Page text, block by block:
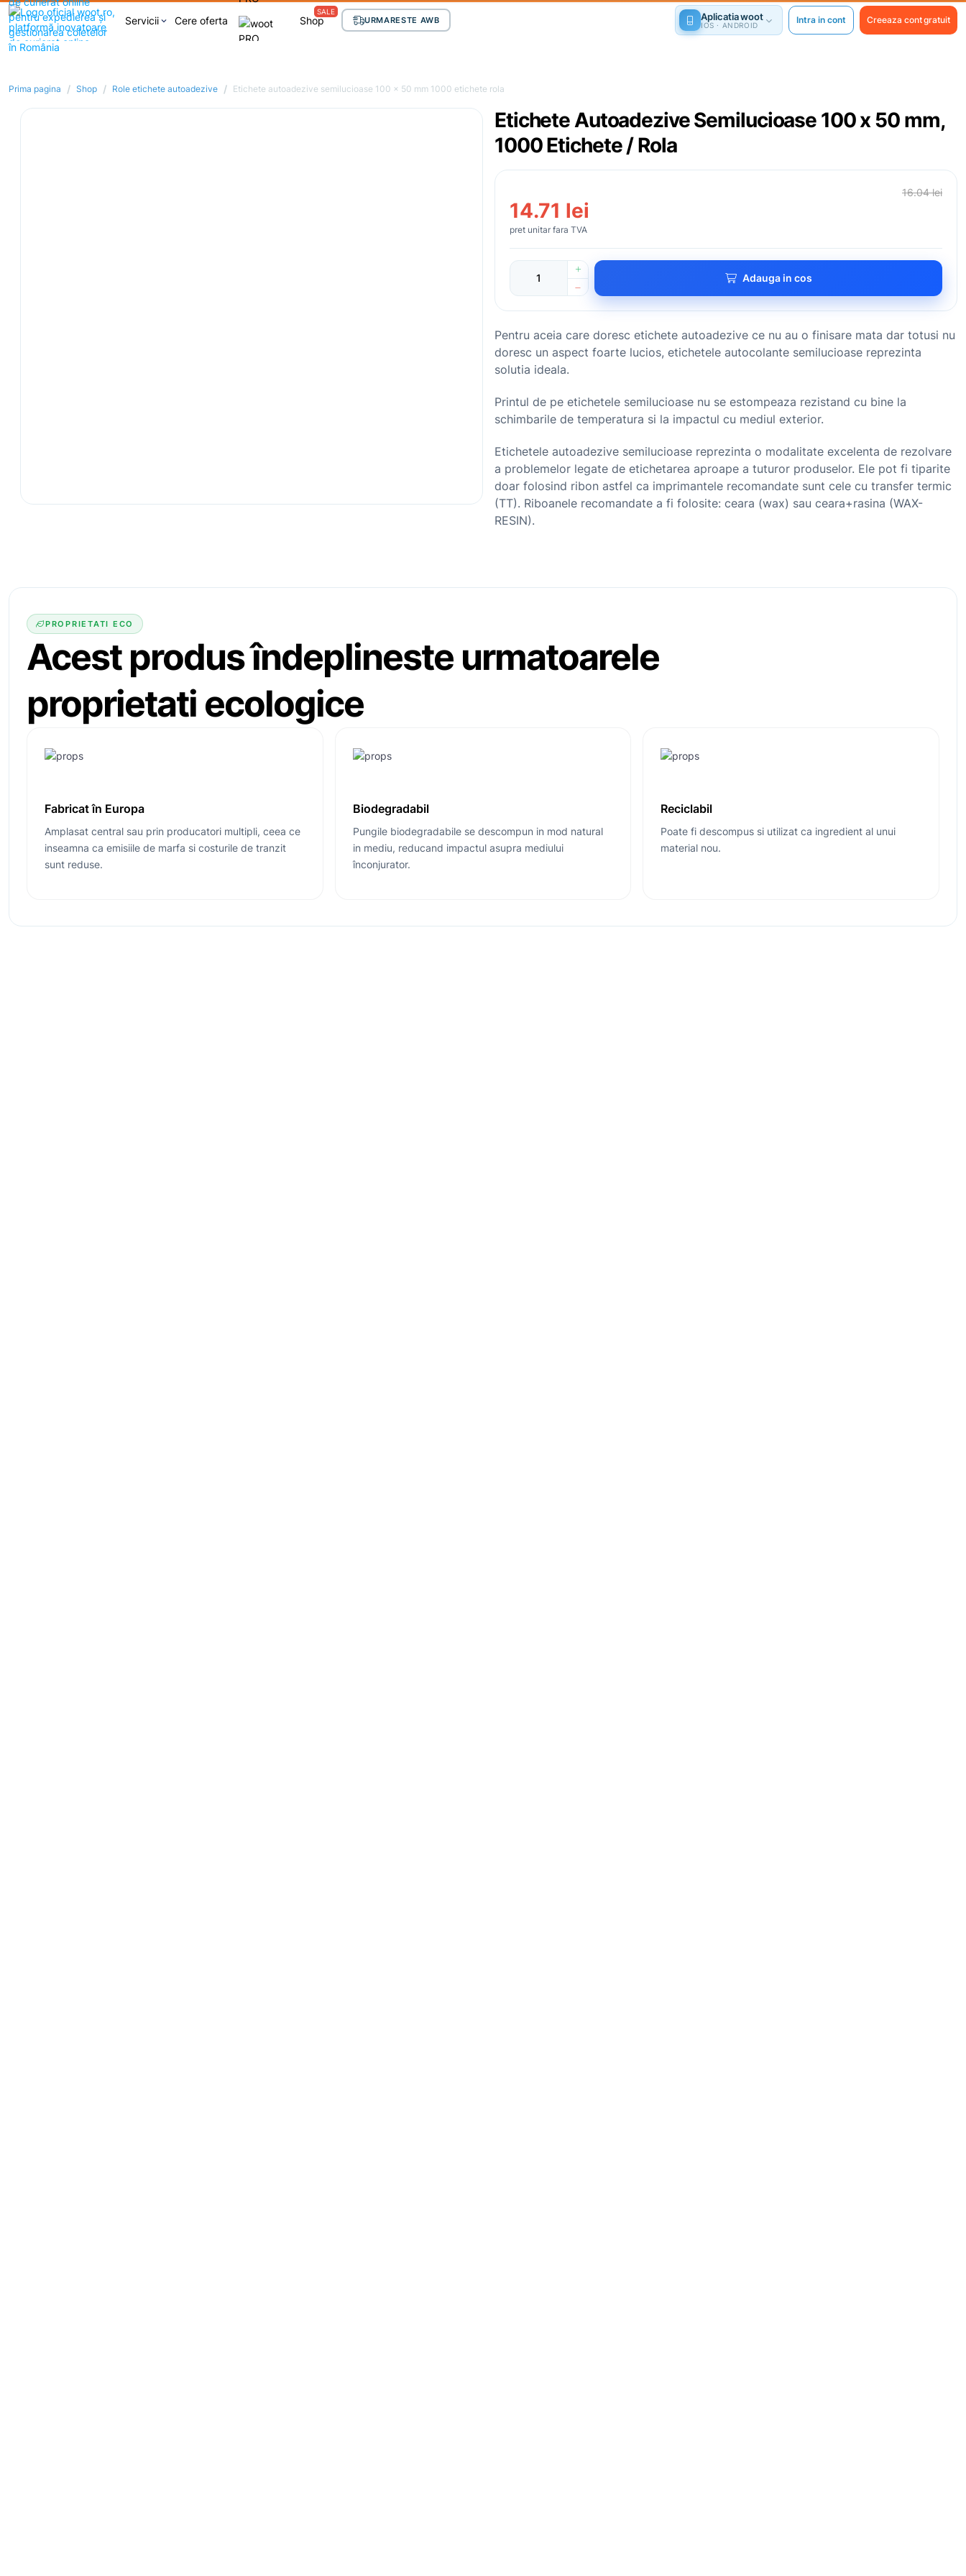
Servicii keyboard_arrow_down Cere oferta Shop
SALE
URMARESTE AWB Aplicatia woot
IOS · ANDROID Intra in cont Creeaza cont gratuit
Prima pagina / Shop / Role etichete autoadezive / Etichete autoadezive semilucioase 100 x 50 mm 1000 etichete rola
Etichete Autoadezive Semilucioase 100 x 50 mm,
1000 Etichete / Rola
16.04 lei
14.71 lei
pret unitar fara TVA
Adauga in cos
Pentru aceia care doresc etichete autoadezive ce nu au o finisare mata dar totusi nu
doresc un aspect foarte lucios, etichetele autocolante semilucioase reprezinta
solutia ideala.
Printul de pe etichetele semilucioase nu se estompeaza rezistand cu bine la
schimbarile de temperatura si la impactul cu mediul exterior.
Etichetele autoadezive semilucioase reprezinta o modalitate excelenta de rezolvare
a problemelor legate de etichetarea aproape a tuturor produselor. Ele pot fi tiparite
doar folosind ribon astfel ca imprimantele recomandate sunt cele cu transfer termic
(TT). Riboanele recomandate a fi folosite: ceara (wax) sau ceara+rasina (WAX-
RESIN).
PROPRIETATI ECO
Acest produs îndeplineste urmatoarele
proprietati ecologice
Fabricat în Europa
Amplasat central sau prin producatori multipli, ceea ce
inseamna ca emisiile de marfa si costurile de tranzit
sunt reduse.
Biodegradabil
Pungile biodegradabile se descompun in mod natural
in mediu, reducand impactul asupra mediului
înconjurator.
Reciclabil
Poate fi descompus si utilizat ca ingredient al unui
material nou.